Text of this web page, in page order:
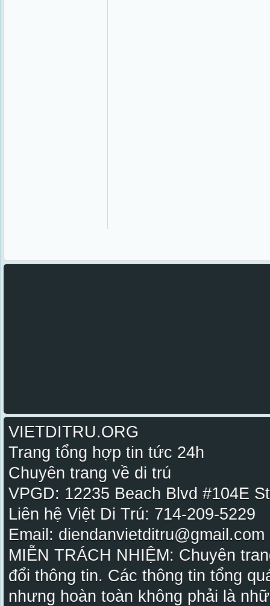
VIETDITRU.ORG
Trang tổng hợp tin tức 24h
Chuyên trang về di trú
VPGD: 12235 Beach Blvd #104E
Liên hệ Việt Di Trú: 714-209-5229
Email:
MIỄN TRÁCH NHIỆM: Chuyên
đổi thông tin. Các thông tin tổng
nhưng hoàn toàn không phải là